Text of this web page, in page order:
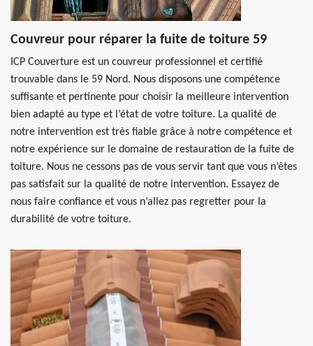
Couvreur pour réparer la fuite de toiture 59
ICP Couverture est un couvreur professionnel et certifié
trouvable dans le 59 Nord. Nous disposons une compétence
suffisante et pertinente pour choisir la meilleure intervention
bien adapté au type et l’état de votre toiture. La qualité de
notre intervention est très fiable grâce à notre compétence et
notre expérience sur le domaine de restauration de la fuite de
toiture. Nous ne cessons pas de vous servir tant que vous n’êtes
pas satisfait sur la qualité de notre intervention. Essayez de
nous faire confiance et vous n’allez pas regretter pour la
durabilité de votre toiture.